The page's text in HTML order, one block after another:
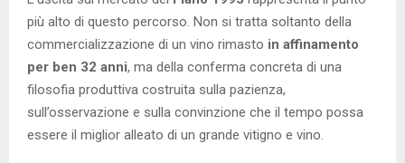
più alto di questo percorso. Non si tratta soltanto della
commercializzazione di un vino rimasto in affinamento
per ben 32 anni, ma della conferma concreta di una
filosofia produttiva costruita sulla pazienza,
sull’osservazione e sulla convinzione che il tempo possa
essere il miglior alleato di un grande vitigno e vino.